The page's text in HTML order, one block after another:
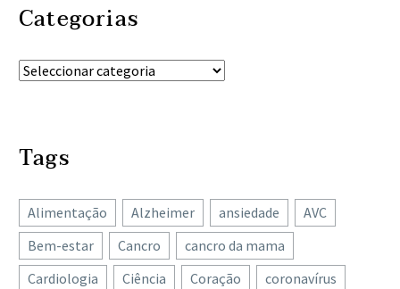
Categorias
Tags
Alimentação Alzheimer ansiedade
AVC
Bem-estar
Cancro
cancro da mama
Cardiologia
Ciência Coração
coronavírus